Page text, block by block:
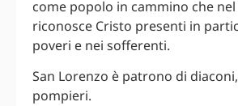
come popolo in cammino che
riconosce Cristo presenti in
poveri e nei sofferenti.
San Lorenzo è patrono di
pompieri.